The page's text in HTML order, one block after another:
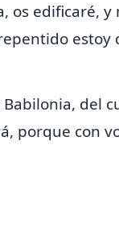
os edificaré, y
estoy
del
porque con